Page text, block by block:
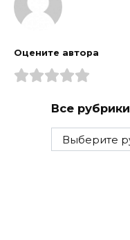
Оцените автора
Все рубрики
Все
рубрики